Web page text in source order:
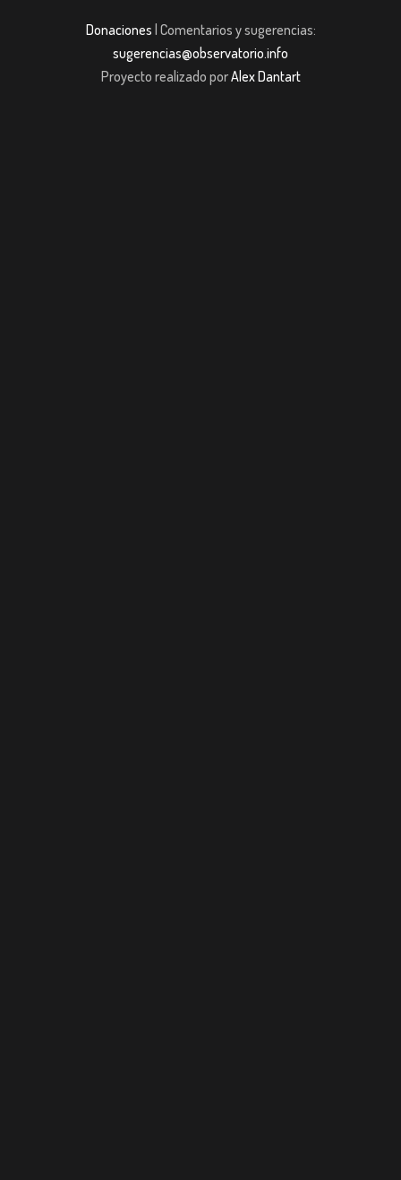
Donaciones | Comentarios y sugerencias:
sugerencias@observatorio.info
Proyecto realizado porAlex Dantart